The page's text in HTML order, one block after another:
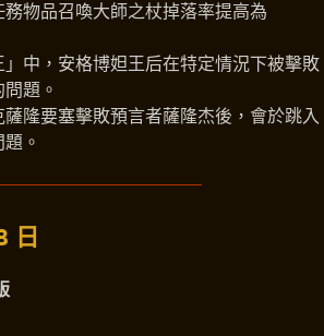
務物品召喚大師之杖掉落率提高為
中，安格博妲王后在特定情況下被擊敗
題。
隆要塞擊敗預言者薩隆杰後，會於跳入
。
日